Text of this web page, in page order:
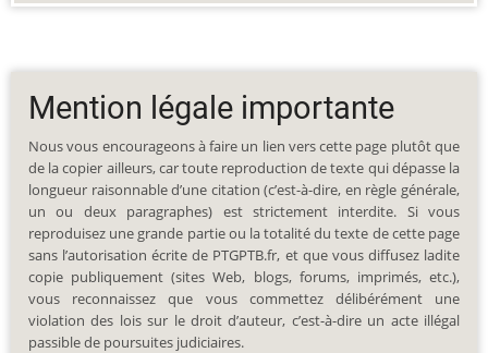
Mention légale importante
Nous vous encourageons à faire un lien vers cette page plutôt que
de la copier ailleurs, car toute reproduction de texte qui dépasse la
longueur raisonnable d’une citation (c’est-à-dire, en règle générale,
un ou deux paragraphes) est strictement interdite. Si vous
reproduisez une grande partie ou la totalité du texte de cette page
sans l’autorisation écrite de PTGPTB.fr, et que vous diffusez ladite
copie publiquement (sites Web, blogs, forums, imprimés, etc.),
vous reconnaissez que vous commettez délibérément une
violation des lois sur le droit d’auteur, c’est-à-dire un acte illégal
passible de poursuites judiciaires.